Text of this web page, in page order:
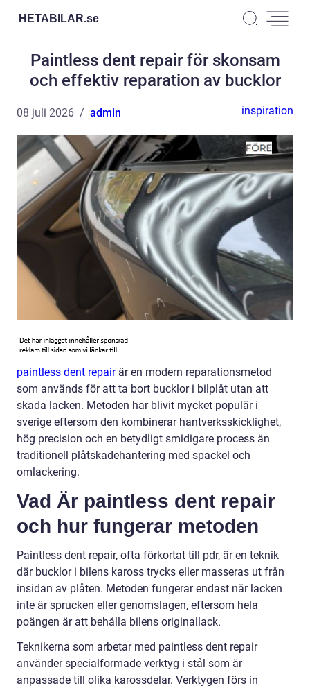
HETABILAR.se
Paintless dent repair för skonsam
och effektiv reparation av bucklor
08 juli 2026 admin inspiration
paintless dent repairär en modern reparationsmetod
som används för att ta bort bucklor i bilplåt utan att
skada lacken. Metoden har blivit mycket populär i
sverige eftersom den kombinerar hantverksskicklighet,
hög precision och en betydligt smidigare process än
traditionell plåtskadehantering med spackel och
omlackering.
Vad Är paintless dent repair
och hur fungerar metoden
Paintless dent repair, ofta förkortat till pdr, är en teknik
där bucklor i bilens kaross trycks eller masseras ut från
insidan av plåten. Metoden fungerar endast när lacken
inte är sprucken eller genomslagen, eftersom hela
poängen är att behålla bilens originallack.
Teknikerna som arbetar med paintless dent repair
använder specialformade verktyg i stål som är
anpassade till olika karossdelar. Verktygen förs in